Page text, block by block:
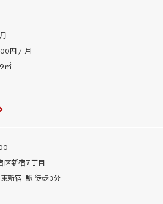
円 / 月
㎡
区新宿７丁目
新宿」駅 徒歩3分